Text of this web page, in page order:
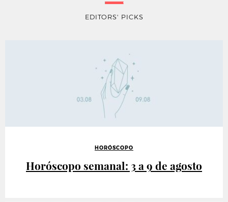
EDITORS' PICKS
HORÓSCOPO
Horóscopo semanal: 3 a 9 de agosto